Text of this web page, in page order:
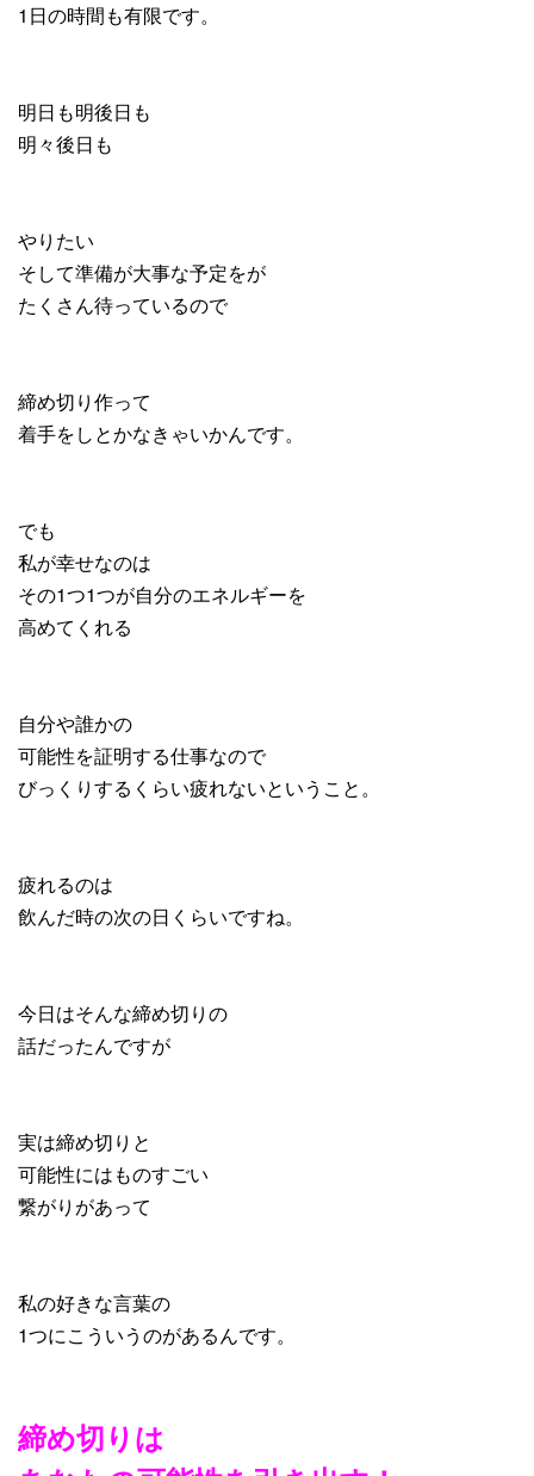
1日の時間も有限です。
明日も明後日も
明々後日も
やりたい
そして準備が大事な予定をが
たくさん待っているので
締め切り作って
着手をしとかなきゃいかんです。
でも
私が幸せなのは
その1つ1つが自分のエネルギーを
高めてくれる
自分や誰かの
可能性を証明する仕事なので
びっくりするくらい疲れないということ。
疲れるのは
飲んだ時の次の日くらいですね。
今日はそんな締め切りの
話だったんですが
実は締め切りと
可能性にはものすごい
繋がりがあって
私の好きな言葉の
1つにこういうのがあるんです。
締め切りは